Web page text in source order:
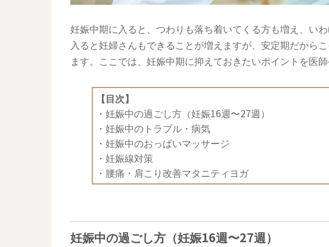
妊娠中期に入ると、つわりも落ち着いてくる方も増え、い
入ると妊婦さんもできることが増えますが、安定期だから
ます。ここでは、妊娠中期に抑えておきたいポイントを医師
【目次】
・ 妊娠中の過ごし方（妊娠16週〜27週）
・ 妊娠中のトラブル・病気
・ 妊娠中のおっぱいマッサージ
・ 妊娠線対策
・ 腰痛・肩こり改善マタニティヨガ
妊娠中の過ごし方（妊娠16週〜27週）